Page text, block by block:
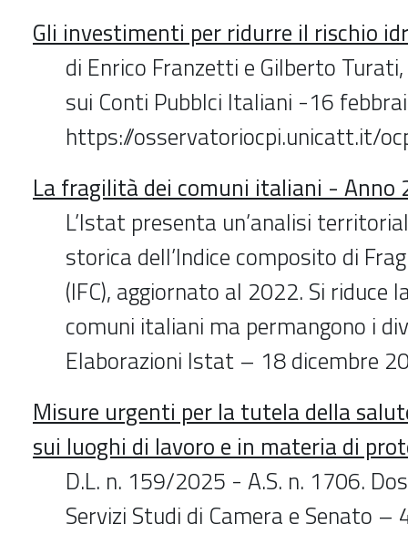
Gli investimenti per ridurre il rischio
di Enrico Franzetti e Gilberto
sui Conti Pubblci Italiani -16
https://osservatoriocpi.unicatt.it/
La fragilità dei comuni italiani - Anno
L’Istat presenta un’analisi
storica dell’Indice composito di
(IFC), aggiornato al 2022. Si riduce
comuni italiani ma permangono i
Elaborazioni Istat – 18 dicembre
Misure urgenti per la tutela della
sui luoghi di lavoro e in materia di
D.L. n. 159/2025 - A.S. n. 1706.
Servizi Studi di Camera e Senato –